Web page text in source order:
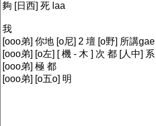
夠 [日西] 死 laa
我
[ooo弟] 你地 [o尼] 2 壇 [o野] 所講gae
[ooo弟] [o左] [ 機 - 木 ] 次 都 [人中] 系
[ooo弟] 極 都
[ooo弟] [o五o] 明